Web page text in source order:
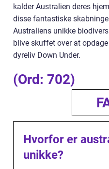
kalder Australien deres
disse fantastiske
Australiens unikke
blive skuffet over at
dyreliv Down Under.
(Ord: 702)
Hvorfor er
unikke?